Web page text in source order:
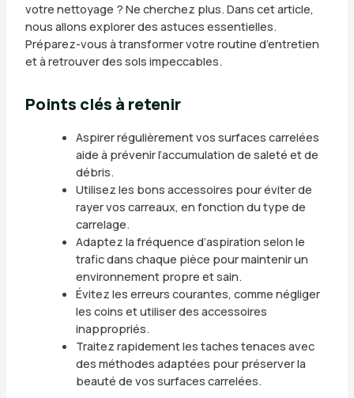
votre nettoyage ? Ne cherchez plus. Dans cet article,
nous allons explorer des astuces essentielles.
Préparez-vous à transformer votre routine d’entretien
et à retrouver des sols impeccables.
Points clés à retenir
Aspirer régulièrement vos surfaces carrelées
aide à prévenir l’accumulation de saleté et de
débris.
Utilisez les bons accessoires pour éviter de
rayer vos carreaux, en fonction du type de
carrelage.
Adaptez la fréquence d’aspiration selon le
trafic dans chaque pièce pour maintenir un
environnement propre et sain.
Évitez les erreurs courantes, comme négliger
les coins et utiliser des accessoires
inappropriés.
Traitez rapidement les taches tenaces avec
des méthodes adaptées pour préserver la
beauté de vos surfaces carrelées.